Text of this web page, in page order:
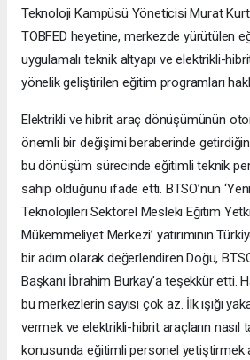
Teknoloji Kampüsü Yöneticisi Murat
TOBFED heyetine, merkezde yürütülen
uygulamalı teknik altyapı ve elektrikli-
yönelik geliştirilen eğitim programları
Elektrikli ve hibrit araç dönüşümünün
önemli bir değişimi beraberinde
bu dönüşüm sürecinde eğitimli teknik
sahip olduğunu ifade etti. BTSO’nun
Teknolojileri Sektörel Mesleki Eğitim
Mükemmeliyet Merkezi’ yatırımının
bir adım olarak değerlendiren Doğu,
Başkanı İbrahim Burkay’a teşekkür etti.
bu merkezlerin sayısı çok az. İlk ışığı
vermek ve elektrikli-hibrit araçların nasıl
konusunda eğitimli personel yetiştirmek